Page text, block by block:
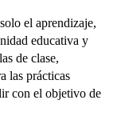
el aprendizaje,
educativa y
de clase,
las prácticas
con el objetivo de